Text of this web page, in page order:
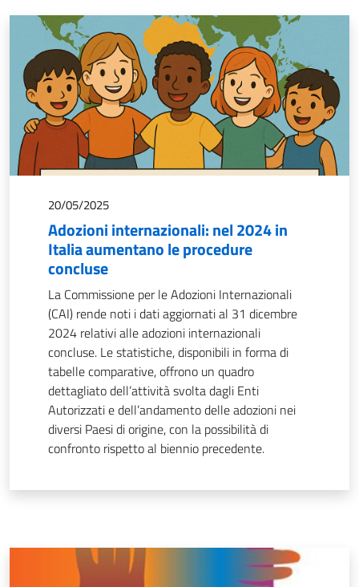
20/05/2025
Adozioni internazionali: nel 2024 in
Italia aumentano le procedure
concluse
La Commissione per le Adozioni Internazionali
(CAI) rende noti i dati aggiornati al 31 dicembre
2024 relativi alle adozioni internazionali
concluse. Le statistiche, disponibili in forma di
tabelle comparative, offrono un quadro
dettagliato dell’attività svolta dagli Enti
Autorizzati e dell’andamento delle adozioni nei
diversi Paesi di origine, con la possibilità di
confronto rispetto al biennio precedente.